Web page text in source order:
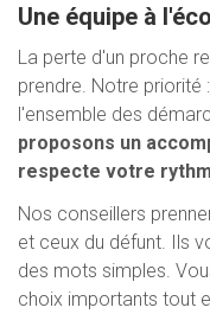
Une équipe à
La perte d'un proche
prendre. Notre priorité
l'ensemble des
proposons un
respecte votre
Nos conseillers
et ceux du défunt. Ils
des mots simples.
choix importants tout